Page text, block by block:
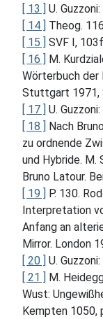
[ 13 ]
U.
[ 14 ]
Theog.
[ 15 ]
SVF I,
[ 16 ]
M.
Wörterbuch der
Stuttgart 1971,
[ 17 ]
U.
[ 18 ]
Nach
zu ordnende
und Hybride. M.
Bruno Latour.
[ 19 ]
P. 130.
Interpretation
Anfang an
Mirror. London
[ 20 ]
U.
[ 21 ]
M.
Wust:
Kempten 1050,